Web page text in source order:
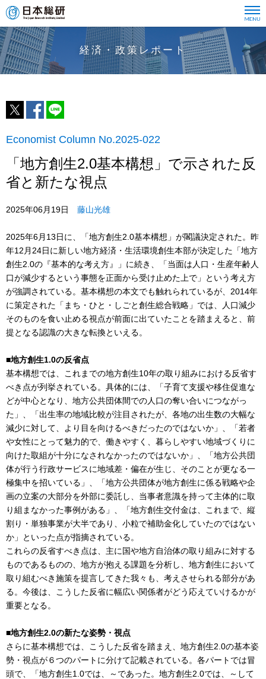
経済・政策レポート
Economist Column No.2025-022
「地方創生2.0基本構想」で示された反
省と新たな視点
2025年06月19日 藤山光雄
2025年6月13日に、「地方創生2.0基本構想」が閣議決定された。昨
年12月24日に新しい地方経済・生活環境創生本部が決定した「地方
創生2.0の『基本的な考え方』」に続き、「当面は人口・生産年齢人
口が減少するという事態を正面から受け止めた上で」という考え方
が強調されている。基本構想の本文でも触れられているが、2014年
に策定された「まち・ひと・しごと創生総合戦略」では、人口減少
そのものを食い止める視点が前面に出ていたことを踏まえると、前
提となる認識の大きな転換といえる。
■地方創生1.0の反省点
基本構想では、これまでの地方創生10年の取り組みにおける反省す
べき点が列挙されている。具体的には、「子育て支援や移住促進な
どが中心となり、地方公共団体間での人口の奪い合いにつながっ
た」、「出生率の地域比較が注目されたが、各地の出生数の大幅な
減少に対して、より目を向けるべきだったのではないか」、「若者
や女性にとって魅力的で、働きやすく、暮らしやすい地域づくりに
向けた取組が十分になされなかったのではないか」、「地方公共団
体が行う行政サービスに地域差・偏在が生じ、そのことが更なる一
極集中を招いている」、「地方公共団体が地方創生に係る戦略や企
画の立案の大部分を外部に委託し、当事者意識を持って主体的に取
り組まなかった事例がある」、「地方創生交付金は、これまで、縦
割り・単独事業が大半であり、小粒で補助金化していたのではない
か」といった点が指摘されている。
これらの反省すべき点は、主に国や地方自治体の取り組みに対する
ものであるものの、地方が抱える課題を分析し、地方創生において
取り組むべき施策を提言してきた我々も、考えさせられる部分があ
る。今後は、こうした反省に幅広い関係者がどう応えていけるかが
重要となる。
■地方創生2.0の新たな姿勢・視点
さらに基本構想では、こうした反省を踏まえ、地方創生2.0の基本姿
勢・視点が６つのパートに分けて記載されている。各パートでは冒
頭で、「地方創生1.0では、～であった。地方創生2.0では、～して